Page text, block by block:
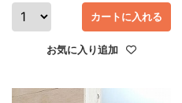
お気に入り追加
カートに入れる